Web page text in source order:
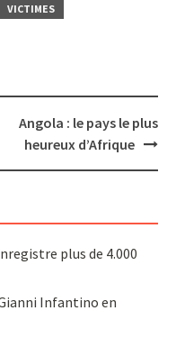
VICTIMES
Angola : le pays le plus
heureux d’Afrique
plus de 4.000
Infantino en